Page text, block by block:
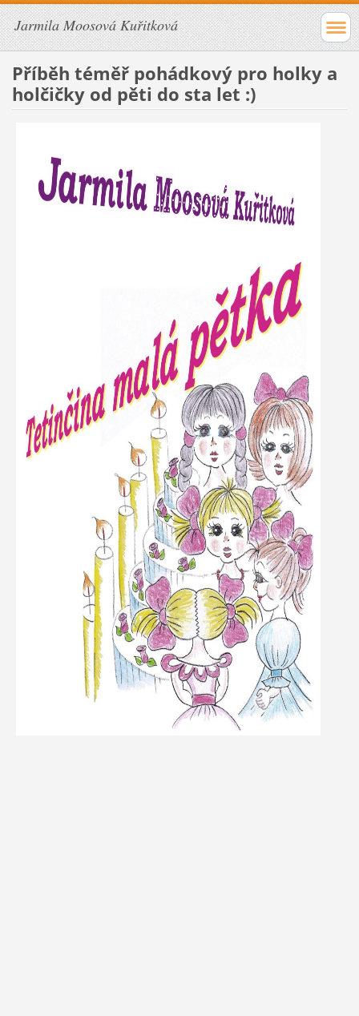
Jarmila Moosová Kuřitková
Příběh téměř pohádkový pro holky a
holčičky od pěti do sta let :)